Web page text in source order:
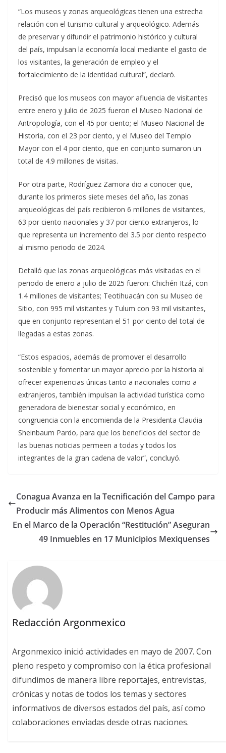
“Los museos y zonas arqueológicas tienen una estrecha
relación con el turismo cultural y arqueológico. Además
de preservar y difundir el patrimonio histórico y cultural
del país, impulsan la economía local mediante el gasto de
los visitantes, la generación de empleo y el
fortalecimiento de la identidad cultural”, declaró.
Precisó que los museos con mayor afluencia de visitantes
entre enero y julio de 2025 fueron el Museo Nacional de
Antropología, con el 45 por ciento; el Museo Nacional de
Historia, con el 23 por ciento, y el Museo del Templo
Mayor con el 4 por ciento, que en conjunto sumaron un
total de 4.9 millones de visitas.
Por otra parte, Rodríguez Zamora dio a conocer que,
durante los primeros siete meses del año, las zonas
arqueológicas del país recibieron 6 millones de visitantes,
63 por ciento nacionales y 37 por ciento extranjeros, lo
que representa un incremento del 3.5 por ciento respecto
al mismo periodo de 2024.
Detalló que las zonas arqueológicas más visitadas en el
periodo de enero a julio de 2025 fueron: Chichén Itzá, con
1.4 millones de visitantes; Teotihuacán con su Museo de
Sitio, con 995 mil visitantes y Tulum con 93 mil visitantes,
que en conjunto representan el 51 por ciento del total de
llegadas a estas zonas.
“Estos espacios, además de promover el desarrollo
sostenible y fomentar un mayor aprecio por la historia al
ofrecer experiencias únicas tanto a nacionales como a
extranjeros, también impulsan la actividad turística como
generadora de bienestar social y económico, en
congruencia con la encomienda de la Presidenta Claudia
Sheinbaum Pardo, para que los beneficios del sector de
las buenas noticias permeen a todas y todos los
integrantes de la gran cadena de valor”, concluyó.
Conagua Avanza en la Tecnificación del Campo para
Producir más Alimentos con Menos Agua
En el Marco de la Operación “Restitución” Aseguran
49 Inmuebles en 17 Municipios Mexiquenses
Redacción Argonmexico
Argonmexico inició actividades en mayo de 2007. Con
pleno respeto y compromiso con la ética profesional
difundimos de manera libre reportajes, entrevistas,
crónicas y notas de todos los temas y sectores
informativos de diversos estados del país, así como
colaboraciones enviadas desde otras naciones.